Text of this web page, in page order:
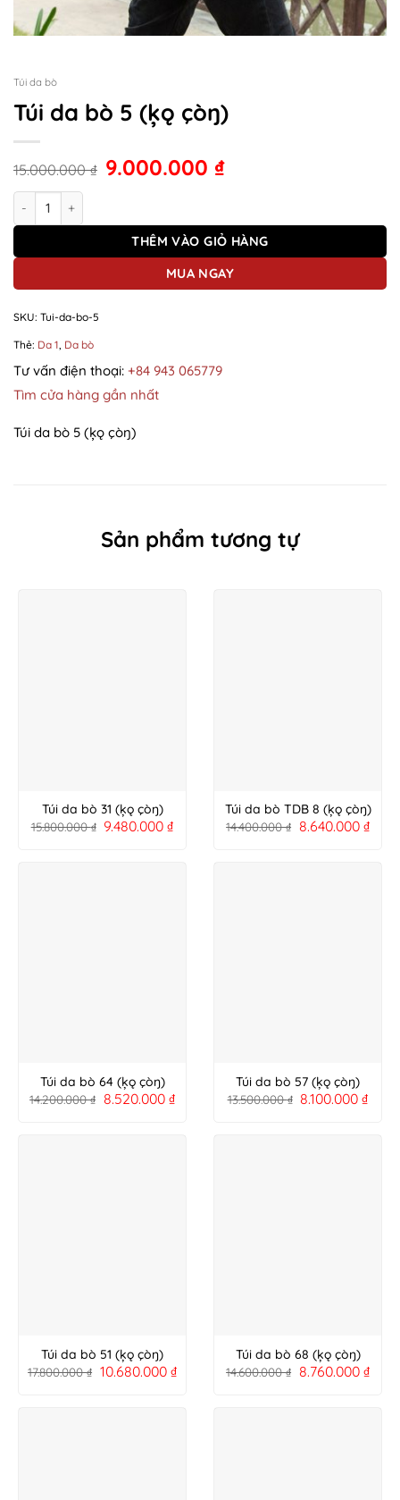
Túi da bò
Túi da bò 5 (ķǫ çòŋ)
15.000.000₫ 9.000.000 ₫
Túi da bò 5 (ķǫ çòŋ) số lượng
THÊM VÀO GIỎ HÀNG
MUA NGAY
SKU: Tui-da-bo-5
Thẻ: Da 1, Da bò
Tư vấn điện thoại: +84 943 065779
Tìm cửa hàng gần nhất
Túi da bò 5 (ķǫ çòŋ)
Sản phẩm tương tự
Túi da bò 31 (ķǫ çòŋ)
15.800.000₫ 9.480.000₫
Túi da bò TDB 8 (ķǫ çòŋ)
14.400.000₫ 8.640.000 ₫
Túi da bò 64 (ķǫ çòŋ)
14.200.000₫ 8.520.000 ₫
Túi da bò 57 (ķǫ çòŋ)
13.500.000₫ 8.100.000₫
Túi da bò 51 (ķǫ çòŋ)
17.800.000₫ 10.680.000 ₫
Túi da bò 68 (ķǫ çòŋ)
14.600.000₫ 8.760.000 ₫